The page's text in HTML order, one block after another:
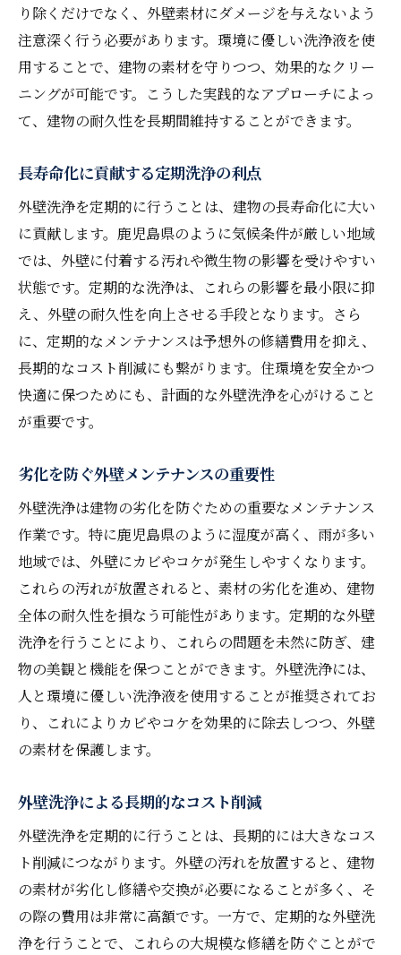
り除くだけでなく、外壁素材にダメージを与えないよう
注意深く行う必要があります。環境に優しい洗浄液を使
用することで、建物の素材を守りつつ、効果的なクリー
ニングが可能です。こうした実践的なアプローチによっ
て、建物の耐久性を長期間維持することができます。
長寿命化に貢献する定期洗浄の利点
外壁洗浄を定期的に行うことは、建物の長寿命化に大い
に貢献します。鹿児島県のように気候条件が厳しい地域
では、外壁に付着する汚れや微生物の影響を受けやすい
状態です。定期的な洗浄は、これらの影響を最小限に抑
え、外壁の耐久性を向上させる手段となります。さら
に、定期的なメンテナンスは予想外の修繕費用を抑え、
長期的なコスト削減にも繋がります。住環境を安全かつ
快適に保つためにも、計画的な外壁洗浄を心がけること
が重要です。
劣化を防ぐ外壁メンテナンスの重要性
外壁洗浄は建物の劣化を防ぐための重要なメンテナンス
作業です。特に鹿児島県のように湿度が高く、雨が多い
地域では、外壁にカビやコケが発生しやすくなります。
これらの汚れが放置されると、素材の劣化を進め、建物
全体の耐久性を損なう可能性があります。定期的な外壁
洗浄を行うことにより、これらの問題を未然に防ぎ、建
物の美観と機能を保つことができます。外壁洗浄には、
人と環境に優しい洗浄液を使用することが推奨されてお
り、これによりカビやコケを効果的に除去しつつ、外壁
の素材を保護します。
外壁洗浄による長期的なコスト削減
外壁洗浄を定期的に行うことは、長期的には大きなコス
ト削減につながります。外壁の汚れを放置すると、建物
の素材が劣化し修繕や交換が必要になることが多く、そ
の際の費用は非常に高額です。一方で、定期的な外壁洗
浄を行うことで、これらの大規模な修繕を防ぐことがで